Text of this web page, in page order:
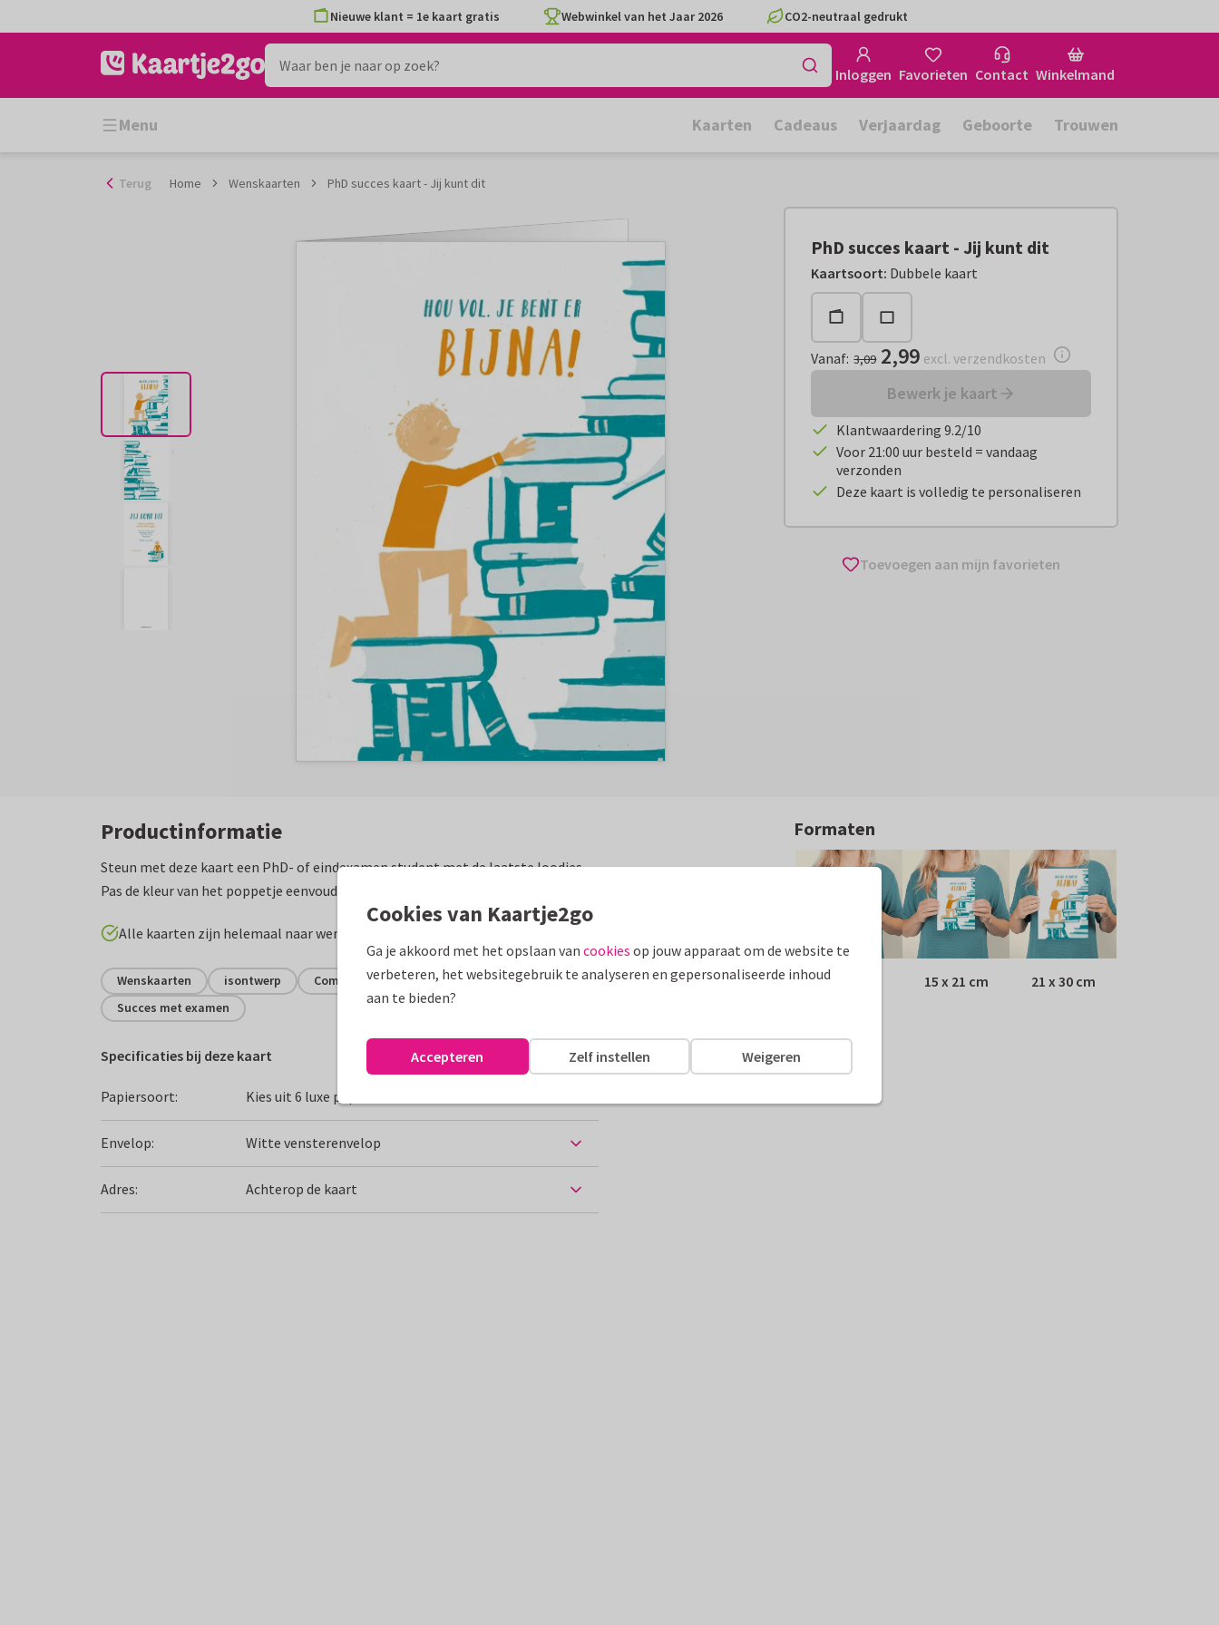
naar
Nieuwe klant = 1e kaart gratis Webwinkel van het Jaar 2026 CO2-neutraal gedrukt
Inloggen Favorieten Contact Winkelmand
Menu Kaarten Cadeaus Verjaardag Geboorte Trouwen
Terug Home Wenskaarten PhD succes kaart - Jij kunt dit
PhD succes kaart - Jij kunt dit
Kaartsoort: Dubbele kaart
Vanaf:€ 2,99 excl. verzendkosten
Vanaf: 3,09 2,99 excl. verzendkosten
Bewerk je kaart
Klantwaardering 9.2/10
Voor 21:00 uur besteld = vandaag
verzonden
Deze kaart is volledig te personaliseren
Toevoegen aan mijn favorieten
Productinformatie
Steun met deze kaart een PhD- of eindexamen student met de laatste loodjes.
Pas de kleur van het poppetje eenvoudig aan met de achtergrondkleur!
Alle kaarten zijn helemaal naar wens aan te passen
Wenskaarten isontwerp Compliment
Succes
Succes met examen
Specificaties bij deze kaart
Papiersoort: Kies uit 6 luxe papiersoorten
Envelop: Witte vensterenvelop
Adres: Achterop de kaart
Formaten
10 x 15 cm 15 x 21 cm 21 x 30 cm
Cookies van Kaartje2go
Ga je akkoord met het opslaan van cookies op jouw apparaat om de website te
verbeteren, het websitegebruik te analyseren en gepersonaliseerde inhoud
aan te bieden?
Weigeren
Zelf instellen
Accepteren